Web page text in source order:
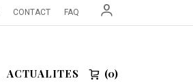
CONTACT FAQ
ACTUALITES 0